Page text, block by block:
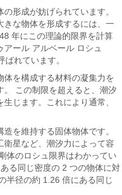
形成が妨げられています。
きな物体を形成するには、一
年にこの理論的限界を計算
ール アルベール ロシュ
れています。
体を構成する材料の凝集力を
。 この制限を超えると、潮汐
じます。これにより通常、
を維持する固体物体です。
星など、潮汐力によって容
体のロシュ限界はわかってい
る同じ密度の 2 つの物体に対
半径の約 1.26 倍にある同じ